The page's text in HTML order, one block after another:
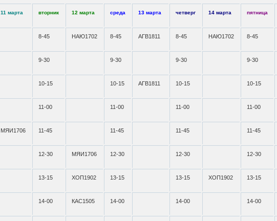
11 марта вторник 12 марта среда 13 марта четверг 14 марта пятница
8-45 НАЮ1702 8-45 АГВ1811 8-45 НАЮ1702 8-45
9-30 9-30 9-30 9-30
10-15 10-15 АГВ1811 10-15 10-15
11-00 11-00 11-00 11-00
МЯИ1706 11-45 11-45 11-45 11-45
12-30 МЯИ1706 12-30 12-30 12-30
13-15 ХОП1902 13-15 13-15 ХОП1902 13-15
14-00 КАС1505 14-00 14-00 14-00